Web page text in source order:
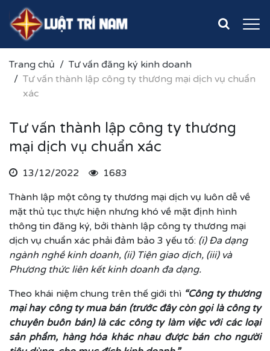
Trang chủ
Tư vấn đăng ký kinh doanh
Tư vấn thành lập công ty thương mại dịch vụ chuẩn
xác
Tư vấn thành lập công ty thương
mại dịch vụ chuẩn xác
13/12/2022
1683
Thành lập một công ty thương mại dịch vụ luôn dễ về
mặt thủ tục thực hiện nhưng khó về mặt định hình
thông tin đăng ký, bởi thành lập công ty thương mại
dịch vụ chuẩn xác phải đảm bảo 3 yếu tố: (i) Đa dạng
ngành nghề kinh doanh, (ii) Tiện giao dịch, (iii) và
Phương thức liên kết kinh doanh đa dạng.
Theo khái niệm chung trên thế giới thì“Công ty thương
mại hay công ty mua bán (trước đây còn gọi là công ty
chuyên buôn bán) là các công ty làm việc với các loại
sản phẩm, hàng hóa khác nhau được bán cho người